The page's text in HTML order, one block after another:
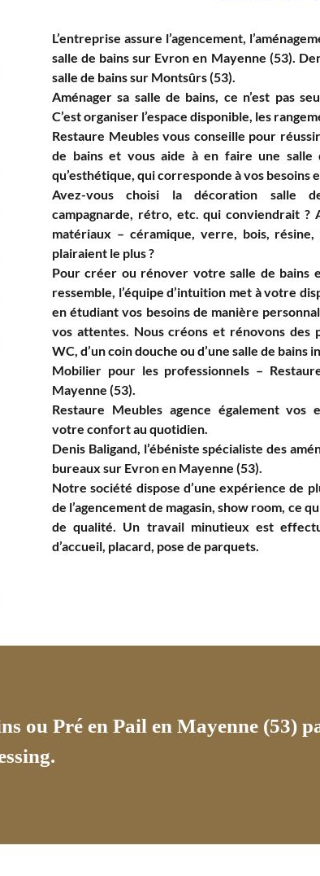
L’entreprise assure l’agencement,
salle de bains sur Evron en Mayenne (53).
salle de bains sur Montsûrs (53).
Aménager sa salle de bains, ce n’est pas
C’est organiser l’espace disponible, les
Restaure Meubles vous conseille pour
de bains et vous aide à en faire une salle
qu’esthétique, qui corresponde à vos besoins
Avez-vous choisi la décoration salle
campagnarde, rétro, etc. qui conviendrait ?
matériaux – céramique, verre, bois,
plairaient le plus ?
Pour créer ou rénover votre salle de bains
ressemble, l’équipe d’intuition met à votre
en étudiant vos besoins de manière
vos attentes. Nous créons et rénovons des
WC, d’un coin douche ou d’une salle de bains
Mobilier pour les professionnels –
Mayenne (53).
Restaure Meubles agence également vos
votre confort au quotidien.
Denis Baligand, l’ébéniste spécialiste des
bureaux sur Evron en Mayenne (53).
Notre société dispose d’une expérience de
de l’agencement de magasin, show room, ce
de qualité. Un travail minutieux est
d’accueil, placard, pose de parquets.
ou Pré en Pail en Mayenne (53)